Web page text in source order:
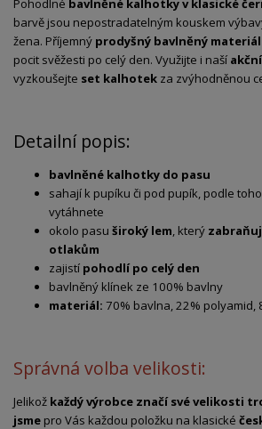
Pohodlné bavlněné kalhotky v klasické
barvě jsou nepostradatelným kouskem
žena. Příjemný prodyšný bavlněný materiál
pocit svěžesti po celý den. Využijte i naší
vyzkoušejte set kalhotek za zvýhodněnou
Detailní popis:
bavlněné kalhotky do pasu
sahají k pupíku či pod pupík, podle
vytáhnete
okolo pasu široký lem, který
otlakům
zajistí pohodlí po celý den
bavlněný klínek ze 100% bavlny
materiál: 70% bavlna, 22% polyamid,
Správná volba velikosti:
Jelikož každý výrobce značí své velikosti
jsme pro Vás každou položku na klasické